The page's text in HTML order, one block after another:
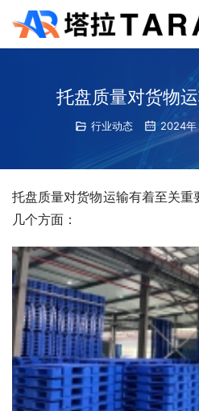
托盘质量对货物
行业动态 2024年
托盘质量对货物运输有着至关
几个方面：